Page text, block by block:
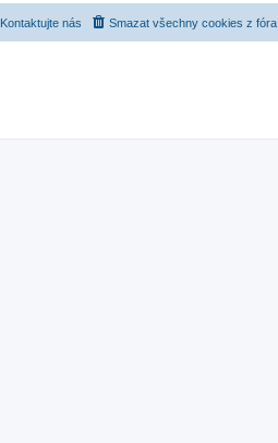
Smazat všechny cookies z fóra
Kontaktujte nás